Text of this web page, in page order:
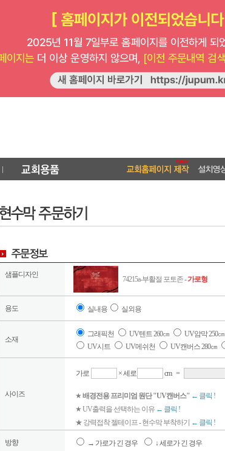
샘플디자인
74215a-부활절 포토존 -가로형
용도 실내용 실외용
소재
그래픽천 UV텐트 260㎝ UV암막 250㎝
UV시트
UV메쉬천 UV캔버스 280㎝
사이즈
가로 × 세로 cm =
★배경전용 프리미엄 원단 "UV캔버스" ← 클릭 !
★ UV출력을 선택하는 이유 ← 클릭 !
★ 강력접착 젤테이프 - 현수막 부착하기 ← 클릭 !
방향 → 가로가 긴 경우 ↓ 세로가 긴 경우